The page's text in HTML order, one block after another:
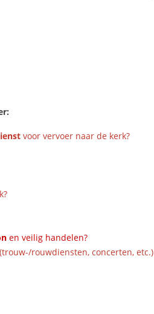
voor vervoer naar de kerk?
en veilig handelen?
(trouw-/rouwdiensten, concerten, etc.)